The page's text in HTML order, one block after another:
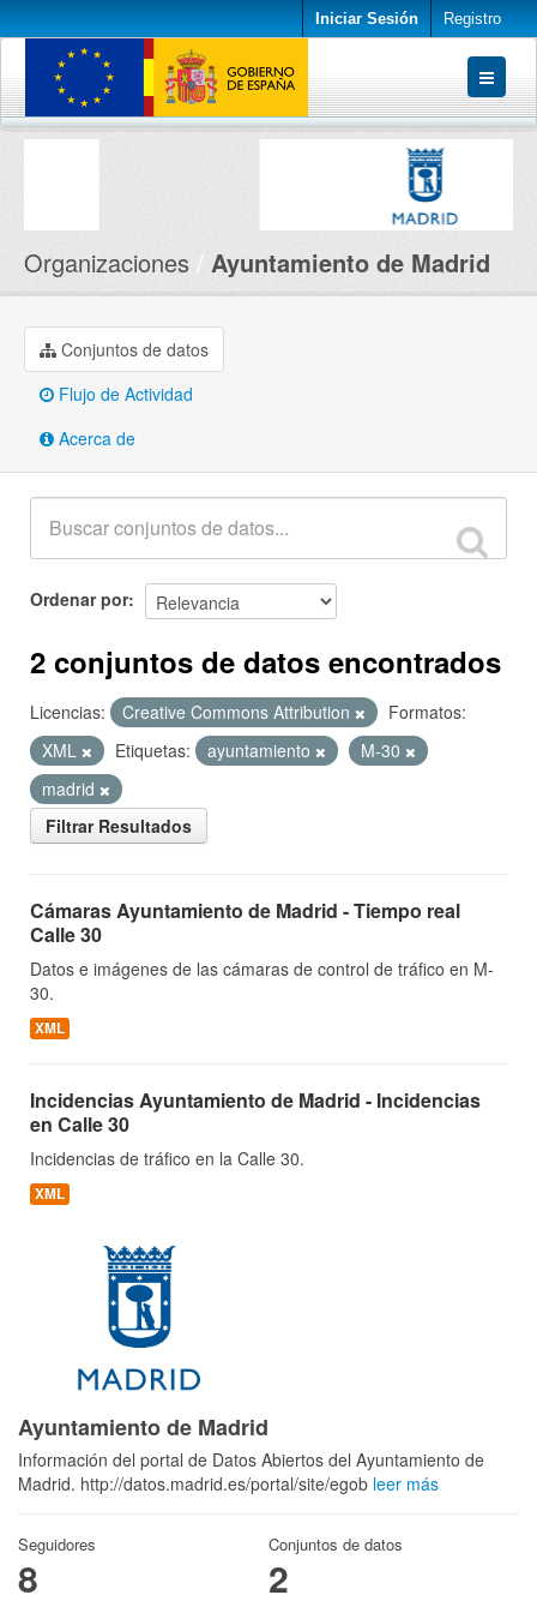
Iniciar Sesión Registro
Conjuntos de datos
Organizaciones Ayuntamiento de Madrid
Conjuntos de datos
Flujo de Actividad
Acerca de
Ordenar por
2 conjuntos de datos encontrados
Licencias: Creative Commons Attribution
Formatos:
XML
Etiquetas: ayuntamiento
M-30
madrid
Filtrar Resultados
Cámaras Ayuntamiento de Madrid - Tiempo real
Calle 30
Datos e imágenes de las cámaras de control de tráfico en M-
30.
XML
Incidencias Ayuntamiento de Madrid - Incidencias
en Calle 30
Incidencias de tráfico en la Calle 30.
XML
Ayuntamiento de Madrid
Información del portal de Datos Abiertos del Ayuntamiento de
Madrid. http://datos.madrid.es/portal/site/egob leer más
Seguidores
8
Conjuntos de datos
2